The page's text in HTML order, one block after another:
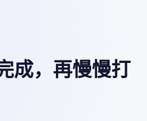
成，再慢慢打